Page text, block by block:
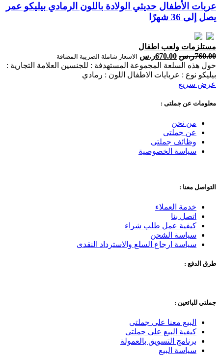
عربات الأطفال حديثي الولادة باللون الرمادي بيليكو عمر
يصل إلى 36 شهرًا
مستلزمات ولعب اطفال
760.00ر.س 670.00ر.س الاسعار شاملة الضريبة المضافة
حول هذه السلعة المجموعة المستهدفة : للجنسين العلامة التجارية :
بيليكو نوع : عربايات الاطفال اللون : رمادي
عرض سريع
معلومات عن جملتى :
من نحن
عن جملتى
وظائف جملتى
سياسة الخصوصية
التواصل معنا :
خدمة العملاء
اتصل بنا
كيفية عمل طلب شراء
سياسة الشحن
سياسة ارجاع السلع والاسترداد النقدى
طرق الدفع :
جملتي للبائعين :
البيع معنا على جملتى
كيفية البيع على جملتى
برنامج التسويق بالعمولة
سياسة البيع